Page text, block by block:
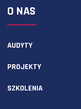
O NAS
AUDYTY
PROJEKTY
SZKOLENIA